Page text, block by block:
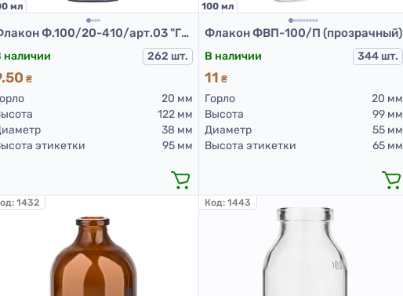
мл
Флакон Ф.100/20-410/арт.03 "Глория" (прозрачный)
наличии 262 шт.
₴
20 мм
122 мм
38 мм
этикетки
95 мм
100 мл
Флакон ФВП-100/П (прозрачный)
В наличии 344 шт.
11 ₴
Горло
20 мм
Высота
99 мм
Диаметр
55 мм
Высота этикетки
65 мм
1432 Код: 1443